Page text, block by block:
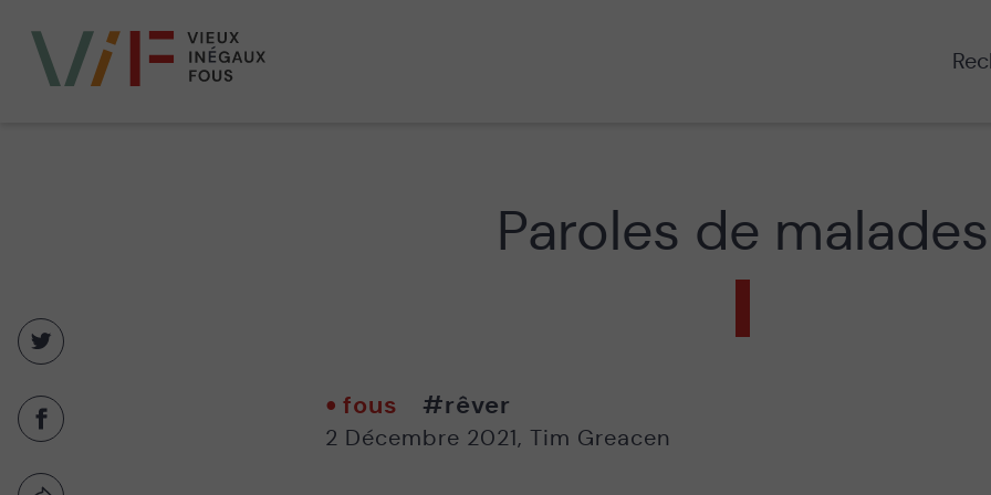
inégaux
Paroles de malades
Partager
twitter
-
Nouvelle
Partager
facebook
fous #rêver
2 Décembre 2021, Tim Greacen